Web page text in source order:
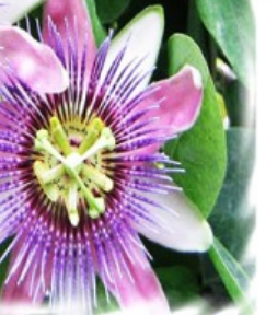
아
국화